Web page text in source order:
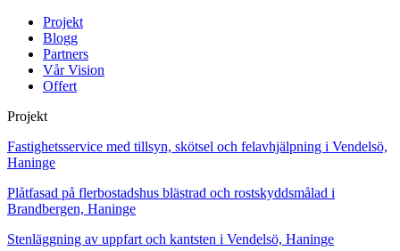
Projekt
Blogg
Partners
Vår Vision
Offert
Projekt
Fastighetsservice med tillsyn, skötsel och felavhjälpning i Vendelsö,
Haninge
Plåtfasad på flerbostadshus blästrad och rostskyddsmålad i
Brandbergen, Haninge
Stenläggning av uppfart och kantsten i Vendelsö, Haninge